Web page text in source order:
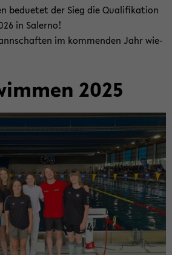
be­due­tet der Sieg die Qua­li­fi­ka­ti­on
in Sa­ler­no!
im kom­men­den Jahr wie­
2025